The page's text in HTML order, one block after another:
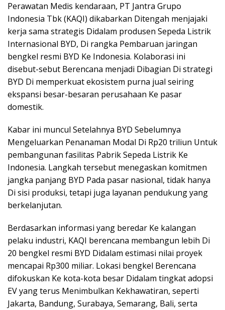
Perawatan Medis kendaraan, PT Jantra Grupo
Indonesia Tbk (KAQI) dikabarkan Ditengah menjajaki
kerja sama strategis Didalam produsen Sepeda Listrik
Internasional BYD, Di rangka Pembaruan jaringan
bengkel resmi BYD Ke Indonesia. Kolaborasi ini
disebut-sebut Berencana menjadi Dibagian Di strategi
BYD Di memperkuat ekosistem purna jual seiring
ekspansi besar-besaran perusahaan Ke pasar
domestik.
Kabar ini muncul Setelahnya BYD Sebelumnya
Mengeluarkan Penanaman Modal Di Rp20 triliun Untuk
pembangunan fasilitas Pabrik Sepeda Listrik Ke
Indonesia. Langkah tersebut menegaskan komitmen
jangka panjang BYD Pada pasar nasional, tidak hanya
Di sisi produksi, tetapi juga layanan pendukung yang
berkelanjutan.
Berdasarkan informasi yang beredar Ke kalangan
pelaku industri, KAQI berencana membangun lebih Di
20 bengkel resmi BYD Didalam estimasi nilai proyek
mencapai Rp300 miliar. Lokasi bengkel Berencana
difokuskan Ke kota-kota besar Didalam tingkat adopsi
EV yang terus Menimbulkan Kekhawatiran, seperti
Jakarta, Bandung, Surabaya, Semarang, Bali, serta